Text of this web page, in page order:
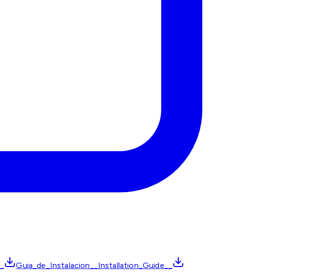
Guia_de_Instalacion__Installation_Guide__